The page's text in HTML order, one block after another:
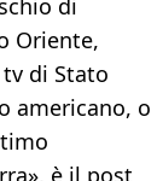
di
Oriente,
di Stato
americano, o
è il post